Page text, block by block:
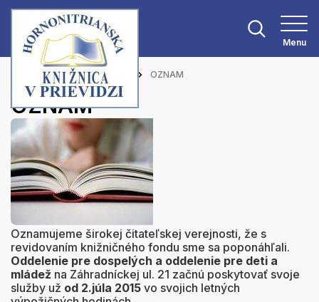
Menu
Hlavná stránka Aktuality OZNAM
OZNAM
Oznamujeme širokej čitateľskej verejnosti, že s
revidovaním knižničného fondu sme sa poponáhľali.
Oddelenie pre dospelých a oddelenie pre deti a
mládež na Záhradníckej ul. 21 začnú poskytovať svoje
služby už od 2.júla 2015 vo svojich letných